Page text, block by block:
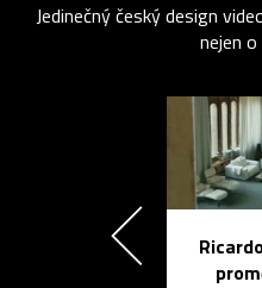
Jedinečný český design
nejen o